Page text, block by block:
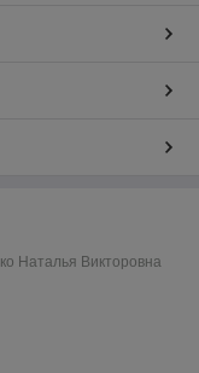
Наталья Викторовна